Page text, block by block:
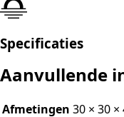
Specificaties
Aanvullende
Afmetingen 30 × 30 ×